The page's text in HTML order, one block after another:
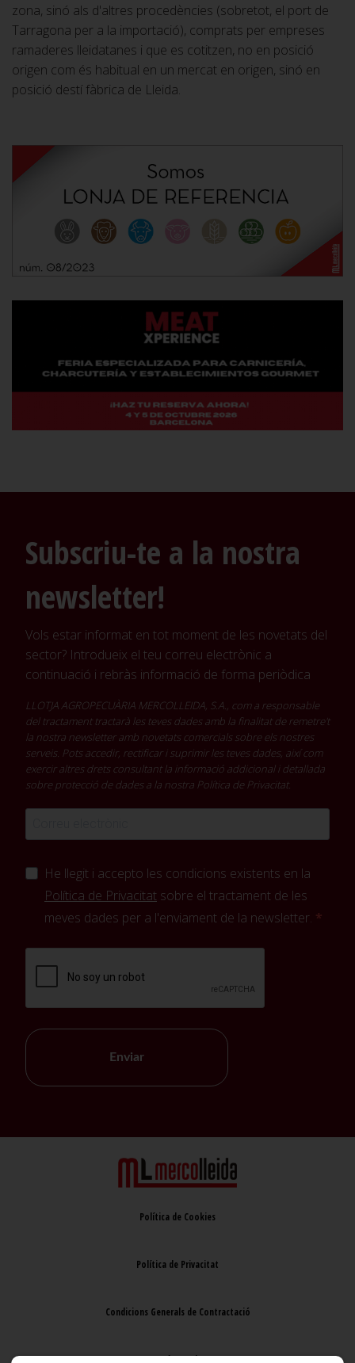
zona, sinó als d'altres procedències (sobretot, el port de
Tarragona per a la importació), comprats per empreses
ramaderes lleidatanes i que es cotitzen, no en posició
origen com és habitual en un mercat en origen, sinó en
posició destí fàbrica de Lleida.
Subscriu-te a la nostra
newsletter!
Vols estar informat en tot moment de les novetats del
sector? Introdueix el teu correu electrònic a
continuació i rebràs informació de forma periòdica
LLOTJA AGROPECUÀRIA MERCOLLEIDA, S.A., com a responsable
del tractament tractarà les teves dades amb la finalitat de remetre't
la nostra newsletter amb novetats comercials sobre els nostres
serveis. Pots accedir, rectificar i suprimir les teves dades, així com
exercir altres drets consultant la informació addicional i detallada
sobre protecció de dades a la nostra Política de Privacitat.
He llegit i accepto les condicions existents en la
Política de Privacitat sobre el tractament de les
meves dades per a l'enviament de la newsletter.
Enviar
Política de Cookies
Política de Privacitat
Condicions Generals de Contractació
Avís Legal